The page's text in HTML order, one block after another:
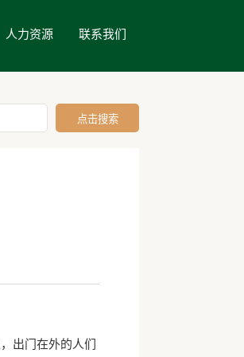
人力资源 联系我们
出门在外的人们